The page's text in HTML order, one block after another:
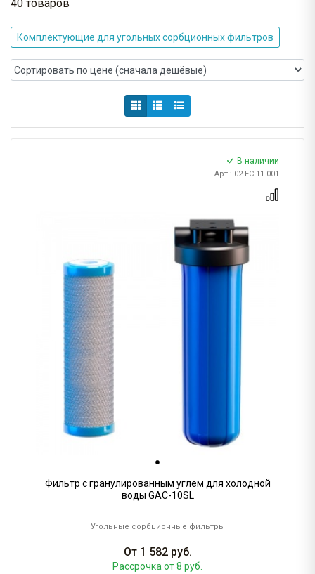
40 товаров
Комплектующие для угольных сорбционных фильтров
В наличии
Арт.: 02.ЕС.11.001
Фильтр с гранулированным углем для холодной
воды GAC-10SL
Угольные сорбционные фильтры
От 1 582руб.
Рассрочка от 8 руб.